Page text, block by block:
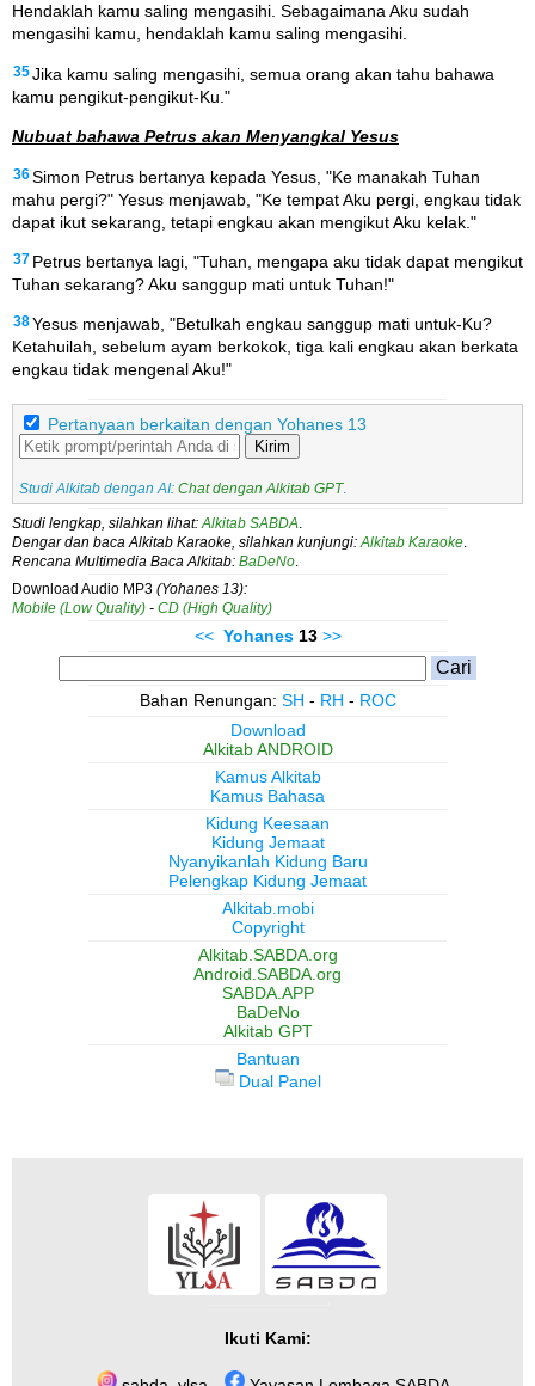
Hendaklah kamu saling mengasihi. Sebagaimana Aku sudah
mengasihi kamu, hendaklah kamu saling mengasihi.
35Jika kamu saling mengasihi, semua orang akan tahu bahawa
kamu pengikut-pengikut-Ku."
Nubuat bahawa Petrus akan Menyangkal Yesus
36Simon Petrus bertanya kepada Yesus, "Ke manakah Tuhan
mahu pergi?" Yesus menjawab, "Ke tempat Aku pergi, engkau tidak
dapat ikut sekarang, tetapi engkau akan mengikut Aku kelak."
37 Petrus bertanya lagi, "Tuhan, mengapa aku tidak dapat mengikut
Tuhan sekarang? Aku sanggup mati untuk Tuhan!"
38Yesus menjawab, "Betulkah engkau sanggup mati untuk-Ku?
Ketahuilah, sebelum ayam berkokok, tiga kali engkau akan berkata
engkau tidak mengenal Aku!"
Pertanyaan berkaitan dengan Yohanes 13
Kirim
Studi Alkitab dengan AI: Chat dengan Alkitab GPT.
Studi lengkap, silahkan lihat: Alkitab SABDA
Dengar dan baca Alkitab Karaoke, silahkan kunjungi: Alkitab Karaoke
Rencana Multimedia Baca Alkitab: BaDeNo
Download Audio MP3 (Yohanes 13):
Mobile (Low Quality) - CD (High Quality)
<< Yohanes13 >>
Bahan Renungan: SH - RH - ROC
Download
Alkitab ANDROID
Kamus Alkitab
Kamus Bahasa
Kidung Keesaan
Kidung Jemaat
Nyanyikanlah Kidung Baru
Pelengkap Kidung Jemaat
Alkitab.mobi
Copyright
Alkitab.SABDA.org
Android.SABDA.org
SABDA.APP
BaDeNo
Alkitab GPT
Bantuan
Dual Panel
Ikuti Kami: